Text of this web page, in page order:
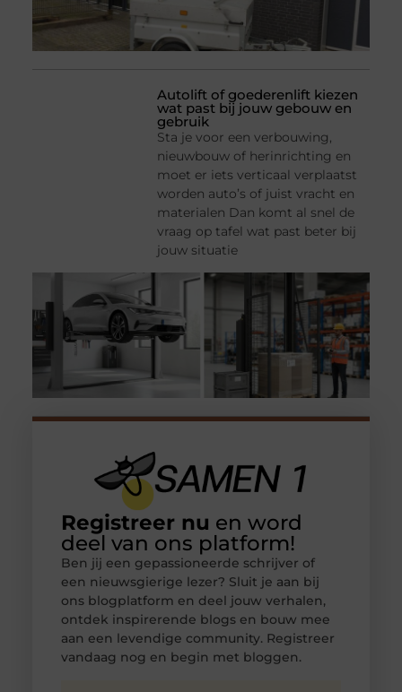
Autolift of goederenlift kiezen
wat past bij jouw gebouw en
gebruik
Sta je voor een verbouwing,
nieuwbouw of herinrichting en
moet er iets verticaal verplaatst
worden auto’s of juist vracht en
materialen Dan komt al snel de
vraag op tafel wat past beter bij
jouw situatie
Registreer nu en word
deel van ons platform!
Ben jij een gepassioneerde schrijver of
een nieuwsgierige lezer? Sluit je aan bij
ons blogplatform en deel jouw verhalen,
ontdek inspirerende blogs en bouw mee
aan een levendige community. Registreer
vandaag nog en begin met bloggen.